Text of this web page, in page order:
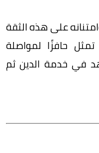
على هذه الثقة
تمثل حافزًا لمواصلة
في خدمة الدين ثم